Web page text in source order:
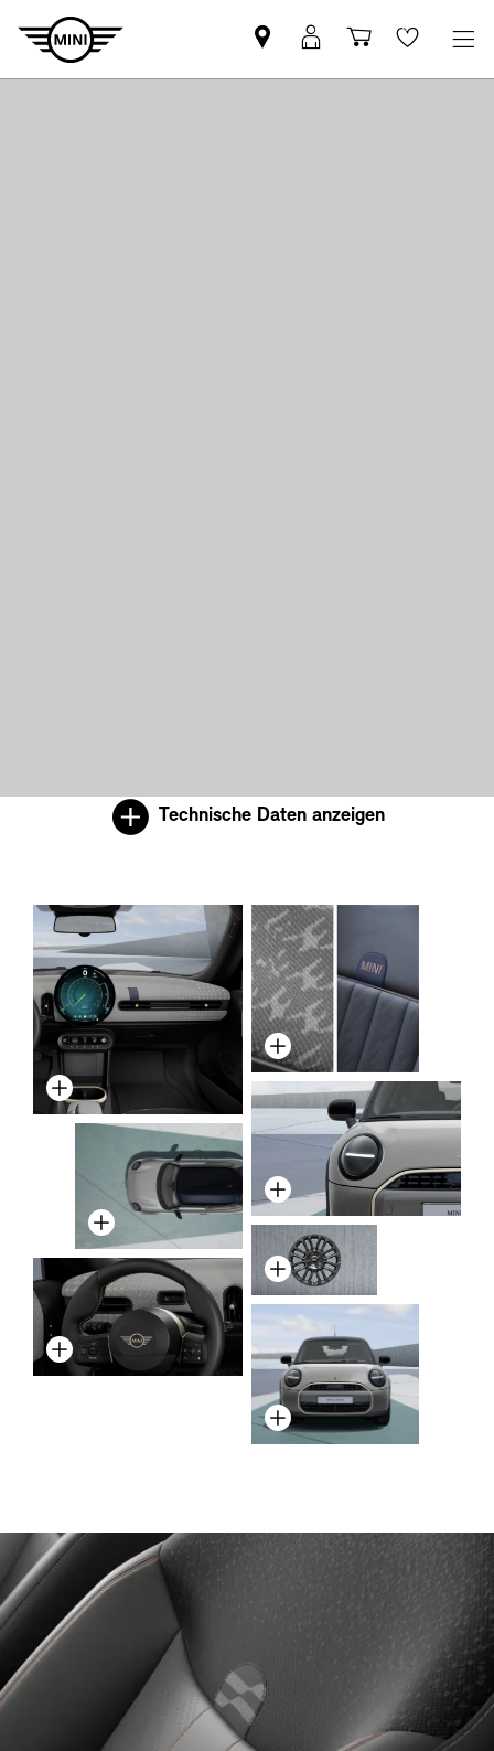
MINI
Partner
MINI
Login
Wishlist
Technische Daten anzeigen